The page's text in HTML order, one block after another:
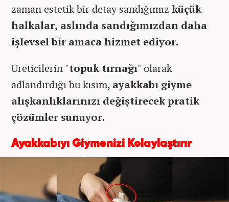
zaman estetik bir detay sandığımız küçük
halkalar, aslında sandığımızdan daha
işlevsel bir amaca hizmet ediyor.
Üreticilerin "topuk tırnağı" olarak
adlandırdığı bu kısım, ayakkabı giyme
alışkanlıklarınızı değiştirecek pratik
çözümler sunuyor.
Ayakkabıyı Giymenizi Kolaylaştırır